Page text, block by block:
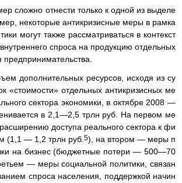
сложно отнести только к одной из выделе
некоторые антикризисные меры в рамка
могут также рассматриваться в контекст
спроса на продукцию отдельных
предпринимательства.
дополнительных ресурсов, исходя из су
«стоимости» отдельных антикризисных ме
сектора экономики, в октябре 2008 —
в 2,1—2,5 трлн руб. На первом ме
доступа реального сектора к фи
(1,1 — 1,2 трлн руб. 5), на втором — меры п
на бизнес (бюджетные потери — 500—70
— меры социальной политики, связан
спроса населения, поддержкой начин